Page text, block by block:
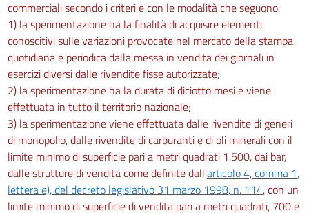
commerciali secondo i criteri e con le modalità che seguono:
1) la sperimentazione ha la finalità di acquisire elementi
conoscitivi sulle variazioni provocate nel mercato della stampa
quotidiana e periodica dalla messa in vendita dei giornali in
esercizi diversi dalle rivendite fisse autorizzate;
2) la sperimentazione ha la durata di diciotto mesi e viene
effettuata in tutto il territorio nazionale;
3) la sperimentazione viene effettuata dalle rivendite di generi
di monopolio, dalle rivendite di carburanti e di oli minerali con il
limite minimo di superficie pari a metri quadrati 1.500, dai bar,
dalle strutture di vendita come definite dall'articolo 4, comma 1,
lettera e), del decreto legislativo 31 marzo 1998, n. 114, con un
limite minimo di superficie di vendita pari a metri quadrati, 700 e